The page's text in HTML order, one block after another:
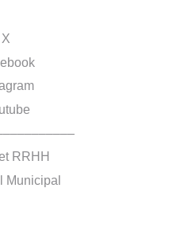
X
RRHH
Municipal